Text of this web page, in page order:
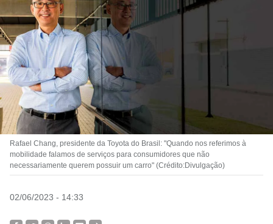
Rafael Chang, presidente da Toyota do Brasil: "Quando nos referimos à
mobilidade falamos de serviços para consumidores que não
necessariamente querem possuir um carro" (Crédito:Divulgação)
02/06/2023 - 14:33